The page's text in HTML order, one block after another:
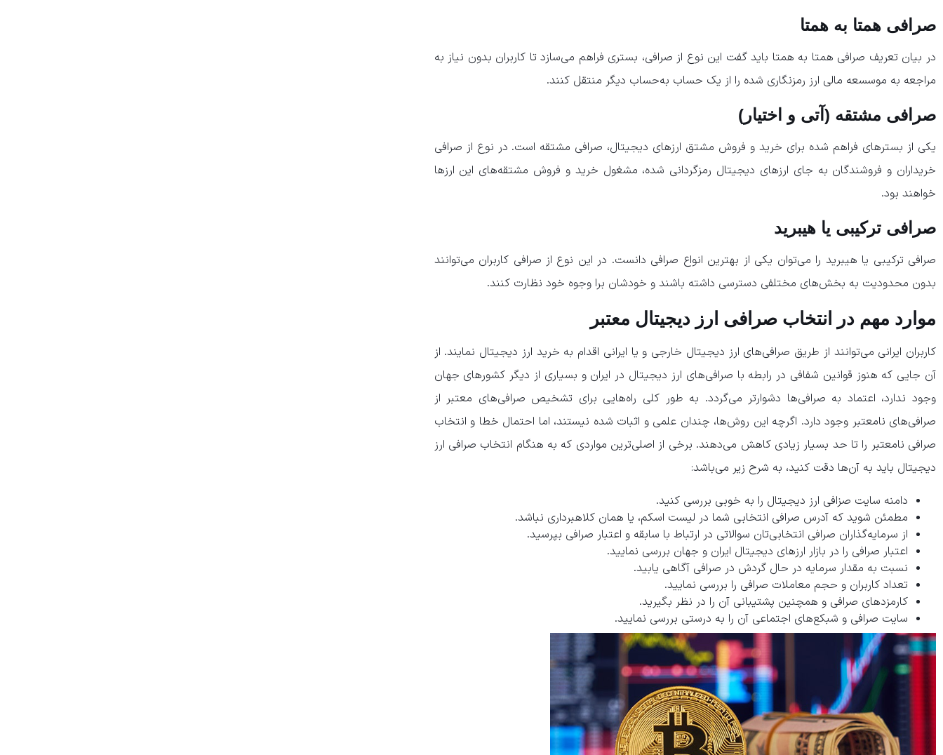
صرافی‌ همتا به همتا
در بیان تعریف صرافی‌ همتا به همتا باید گفت این نوع از صرافی، بستری فراهم می‌سازد تا کاربران بدون نیاز به
مراجعه به موسسعه مالی ارز رمزنگاری شده را از یک حساب به‌حساب دیگر منتقل کنند.
صرافی مشتقه (آتی و اختیار)
یکی از بسترهای فراهم شده برای خرید و فروش مشتق ارزهای دیجیتال، صرافی مشتقه است. در نوع از صرافی
خریداران و فروشندگان به جای ارزهای دیجیتال رمزگردانی شده، مشغول خرید و فروش مشتقه‌های این ارزها
خواهند بود.
صرافی ترکیبی یا هیبرید
صرافی ترکیبی یا هیبرید را می‌توان یکی از بهترین انواع صرافی دانست. در این نوع از صرافی کاربران می‌توانند
بدون محدودیت به بخش‌های مختلفی دسترسی داشته باشند و خودشان برا وجوه خود نظارت کنند.
موارد مهم در انتخاب صرافی ارز دیجیتال معتبر
کاربران ایرانی می‌توانند از طریق صرافی‌های ارز دیجیتال خارجی و یا ایرانی اقدام به خرید ارز دیجیتال نمایند. از
آن جایی که هنوز قوانین شفافی در رابطه با صرافی‌های ارز دیجیتال در ایران و بسیاری از دیگر کشور‌های جهان
وجود ندارد، اعتماد به صرافی‌ها دشوارتر می‌گردد. به طور کلی راه‌هایی برای تشخیص صرافی‌های معتبر از
صرافی‌های نامعتبر وجود دارد. اگرچه این روش‌ها، چندان علمی و اثبات شده نیستند، اما احتمال خطا و انتخاب
صرافی نامعتبر را تا حد بسیار زیادی کاهش می‌دهند. برخی از اصلی‌ترین مواردی که به هنگام انتخاب صرافی ارز
دیجیتال باید به آن‌ها دقت کنید، به شرح زیر می‌باشد:
دامنه سایت صزافی ارز دیجیتال را به خوبی بررسی کنید.
مطمئن شوید که آدرس صرافی انتخابی شما در لیست اسکم، یا همان کلاهبرداری نباشد.
از سرمایه‌گذاران صرافی انتخابی‌تان سوالاتی در ارتباط با سابقه و اعتبار صرافی بپرسید.
اعتبار صرافی را در بازار ارز‌های دیجیتال ایران و جهان بررسی نمایید.
نسبت به مقدار سرمایه در حال گردش در صرافی آگاهی یابید.
تعداد کاربران و حجم معاملات صرافی را بررسی نمایید.
کارمزد‌های صرافی و همچنین پشتیبانی آن را در نظر بگیرید.
سایت صرافی و شبکع‌های اجتماعی آن را به درستی بررسی نمایید.